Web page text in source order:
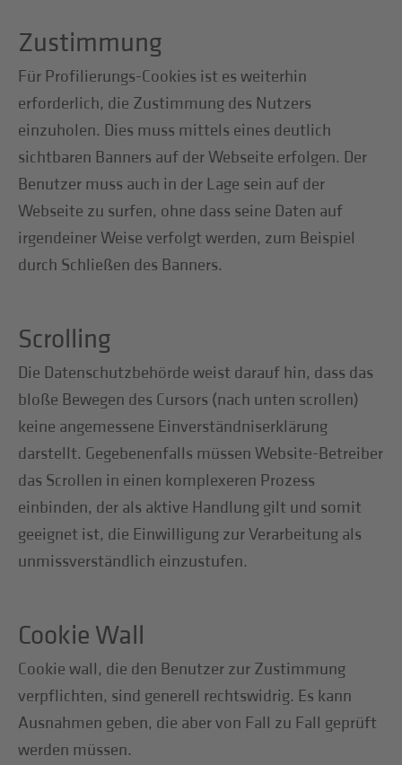
Zustimmung
Für Profilierungs-Cookies ist es weiterhin
erforderlich, die Zustimmung des Nutzers
einzuholen. Dies muss mittels eines deutlich
sichtbaren Banners auf der Webseite erfolgen. Der
Benutzer muss auch in der Lage sein auf der
Webseite zu surfen, ohne dass seine Daten auf
irgendeiner Weise verfolgt werden, zum Beispiel
durch Schließen des Banners.
Scrolling
Die Datenschutzbehörde weist darauf hin, dass das
bloße Bewegen des Cursors (nach unten scrollen)
keine angemessene Einverständniserklärung
darstellt. Gegebenenfalls müssen Website-Betreiber
das Scrollen in einen komplexeren Prozess
einbinden, der als aktive Handlung gilt und somit
geeignet ist, die Einwilligung zur Verarbeitung als
unmissverständlich einzustufen.
Cookie Wall
Cookie wall, die den Benutzer zur Zustimmung
verpflichten, sind generell rechtswidrig. Es kann
Ausnahmen geben, die aber von Fall zu Fall geprüft
werden müssen.